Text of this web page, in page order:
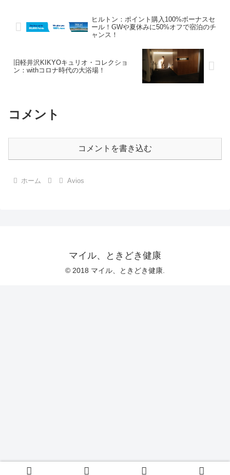
月...
ヒルトン：ポイント購入100%ボーナスセ
ール！GWや夏休みに50%オフで宿泊のチ
ャンス！
旧軽井沢KIKYOキュリオ・コレクショ
ン：withコロナ時代の大浴場！
コメント
コメントを書き込む
ホーム Avios
マイル、ときどき健康
© 2018 マイル、ときどき健康.